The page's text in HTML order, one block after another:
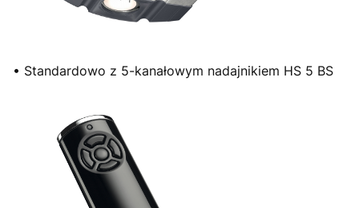
• Standardowo z 5-kanałowym nadajnikiem HS 5 BS